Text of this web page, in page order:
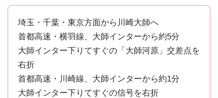
埼玉・千葉・東京方面から川崎大師へ
首都高速・横羽線、大師インターから約5分
大師インター下りてすぐの「大師河原」交差点を
右折
首都高速・川崎線、大師インターから約1分
大師インター下りてすぐの信号を右折